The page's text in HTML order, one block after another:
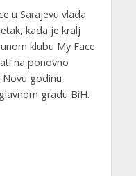
u Sarajevu vlada
kada je kralj
klubu My Face.
na ponovno
Novu godinu
gradu BiH.